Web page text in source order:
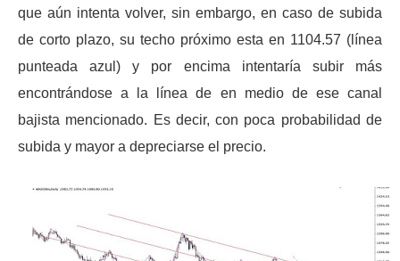
que aún intenta volver, sin embargo, en caso de subida
de corto plazo, su techo próximo esta en 1104.57 (línea
punteada azul) y por encima intentaría subir más
encontrándose a la línea de en medio de ese canal
bajista mencionado. Es decir, con poca probabilidad de
subida y mayor a depreciarse el precio.